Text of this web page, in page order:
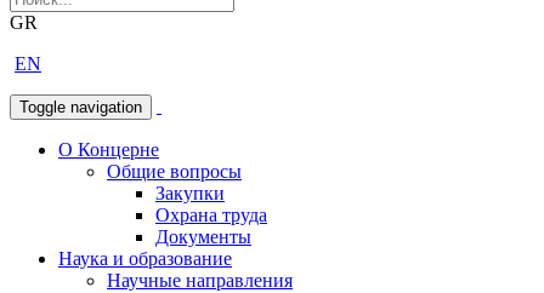
GR
EN
Toggle navigation
О Концерне
Общие вопросы
Закупки
Охрана труда
Документы
Наука и образование
Научные направления